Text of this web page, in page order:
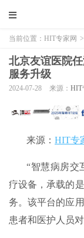
当前位置： HIT专家网 >
北京友谊医院
服务升级
2024-07-28 来源： HIT
来源： HIT专
“智慧病房交
疗设备，承载的
务。该平台的应
患者和医护人员